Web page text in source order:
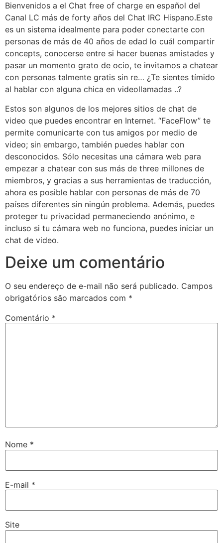
Bienvenidos a el Chat free of charge en español del
Canal LC más de forty años del Chat IRC Hispano.Este
es un sistema idealmente para poder conectarte con
personas de más de 40 años de edad lo cuál compartir
concepts, conocerse entre si hacer buenas amistades y
pasar un momento grato de ocio, te invitamos a chatear
con personas talmente gratis sin re… ¿Te sientes tímido
al hablar con alguna chica en videollamadas ..?
Estos son algunos de los mejores sitios de chat de
video que puedes encontrar en Internet. “FaceFlow” te
permite comunicarte con tus amigos por medio de
video; sin embargo, también puedes hablar con
desconocidos. Sólo necesitas una cámara web para
empezar a chatear con sus más de three millones de
miembros, y gracias a sus herramientas de traducción,
ahora es posible hablar con personas de más de 70
países diferentes sin ningún problema. Además, puedes
proteger tu privacidad permaneciendo anónimo, e
incluso si tu cámara web no funciona, puedes iniciar un
chat de video.
Deixe um comentário
O seu endereço de e-mail não será publicado. Campos
obrigatórios são marcados com *
Comentário *
Nome *
E-mail *
Site